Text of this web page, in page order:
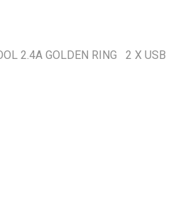
2.4A GOLDEN RING 2 X USB